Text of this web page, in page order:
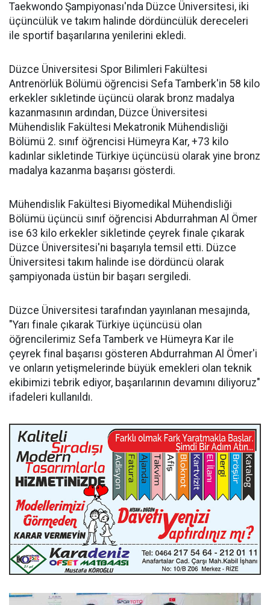
Taekwondo Şampiyonası'nda Düzce Üniversitesi, iki
üçüncülük ve takım halinde dördüncülük dereceleri
ile sportif başarılarına yenilerini ekledi.
Düzce Üniversitesi Spor Bilimleri Fakültesi
Antrenörlük Bölümü öğrencisi Sefa Tamberk'in 58 kilo
erkekler sıkletinde üçüncü olarak bronz madalya
kazanmasının ardından, Düzce Üniversitesi
Mühendislik Fakültesi Mekatronik Mühendisliği
Bölümü 2. sınıf öğrencisi Hümeyra Kar, +73 kilo
kadınlar sikletinde Türkiye üçüncüsü olarak yine bronz
madalya kazanma başarısı gösterdi.
Mühendislik Fakültesi Biyomedikal Mühendisliği
Bölümü üçüncü sınıf öğrencisi Abdurrahman Al Ömer
ise 63 kilo erkekler sikletinde çeyrek finale çıkarak
Düzce Üniversitesi'ni başarıyla temsil etti. Düzce
Üniversitesi takım halinde ise dördüncü olarak
şampiyonada üstün bir başarı sergiledi.
Düzce Üniversitesi tarafından yayınlanan mesajında,
"Yarı finale çıkarak Türkiye üçüncüsü olan
öğrencilerimiz Sefa Tamberk ve Hümeyra Kar ile
çeyrek final başarısı gösteren Abdurrahman Al Ömer'i
ve onların yetişmelerinde büyük emekleri olan teknik
ekibimizi tebrik ediyor, başarılarının devamını diliyoruz"
ifadeleri kullanıldı.